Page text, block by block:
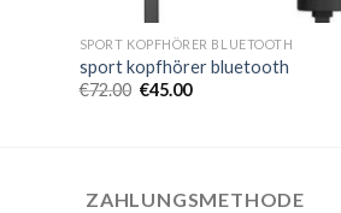
SPORT KOPFHÖRER BLUETOOTH
sport kopfhörer bluetooth
€72.00 €45.00
ZAHLUNGSMETHODE